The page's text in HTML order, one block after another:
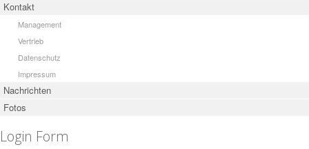
Kontakt
Management
Vertrieb
Datenschutz
Impressum
Nachrichten
Fotos
Login Form